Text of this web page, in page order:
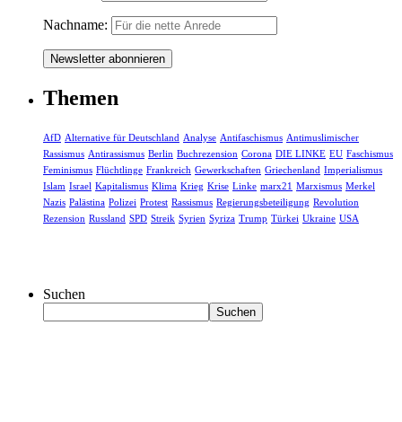
Nachname:
Themen
AfD Alternative für Deutschland Analyse Antifaschismus Antimuslimischer
Rassismus Antirassismus Berlin Buchrezension Corona DIE LINKE EU Faschismus
Feminismus Flüchtlinge Frankreich Gewerkschaften Griechenland Imperialismus
Islam Israel Kapitalismus Klima Krieg Krise Linke marx21 Marxismus Merkel
Nazis Palästina Polizei Protest Rassismus Regierungsbeteiligung Revolution
Rezension Russland SPD Streik Syrien Syriza Trump Türkei Ukraine USA
Suchen
Suchen